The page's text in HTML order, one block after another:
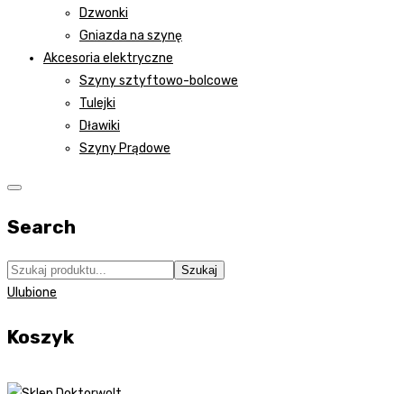
Dzwonki
Gniazda na szynę
Akcesoria elektryczne
Szyny sztyftowo-bolcowe
Tulejki
Dławiki
Szyny Prądowe
Search
Szukaj
Ulubione
Koszyk